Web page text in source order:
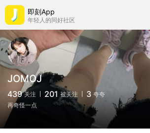
即刻App
年轻人的同好社区
JOMOJ
439 关注 201 被关注 3 夸夸
再奇怪一点